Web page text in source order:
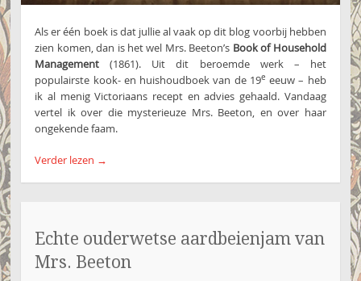
Als er één boek is dat jullie al vaak op dit blog voorbij hebben
zien komen, dan is het wel Mrs. Beeton’s Book of Household
Management(1861). Uit dit beroemde werk – het
populairste kook- en huishoudboek van de 19e eeuw – heb
ik al menig Victoriaans recept en advies gehaald. Vandaag
vertel ik over die mysterieuze Mrs. Beeton, en over haar
ongekende faam.
Verder lezen →
Echte ouderwetse aardbeienjam van
Mrs. Beeton